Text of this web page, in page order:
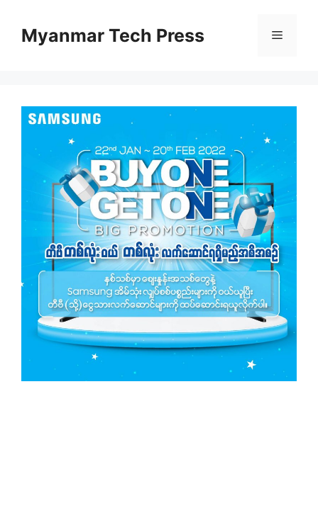
contentMyanmar Tech Press Menu